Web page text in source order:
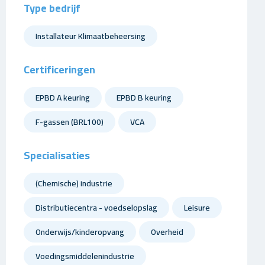
Type bedrijf
Installateur Klimaatbeheersing
Certificeringen
EPBD A keuring
EPBD B keuring
F-gassen (BRL100)
VCA
Specialisaties
(Chemische) industrie
Distributiecentra - voedselopslag
Leisure
Onderwijs/kinderopvang
Overheid
Voedingsmiddelenindustrie